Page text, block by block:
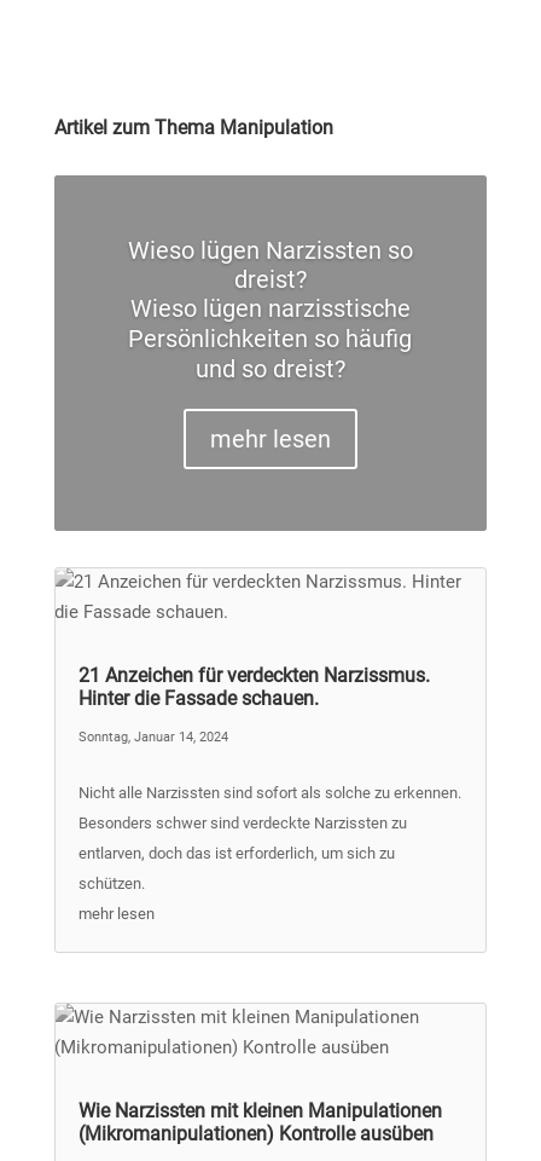
Artikel zum Thema Manipulation
Wieso lügen Narzissten so
dreist?
Wieso lügen narzisstische
Persönlichkeiten so häufig
und so dreist?
mehr lesen
21 Anzeichen für verdeckten Narzissmus.
Hinter die Fassade schauen.
Sonntag, Januar 14, 2024
Nicht alle Narzissten sind sofort als solche zu erkennen.
Besonders schwer sind verdeckte Narzissten zu
entlarven, doch das ist erforderlich, um sich zu
schützen.
mehr lesen
Wie Narzissten mit kleinen Manipulationen
(Mikromanipulationen) Kontrolle ausüben